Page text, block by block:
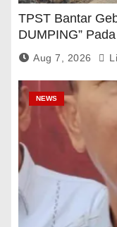
TPST Bantar
DUMPING”
Pemerintah
Aug 7, 2026
NEWS